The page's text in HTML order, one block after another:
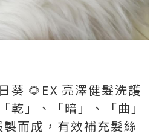
葵 🌻EX 亮澤健髮洗護
乾」、「暗」、「曲」
而成，有效補充髮絲